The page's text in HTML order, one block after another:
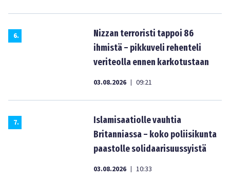
6.
Nizzan terroristi tappoi 86
ihmistä – pikkuveli rehenteli
veriteolla ennen karkotustaan
03.08.2026 | 09:21
7.
Islamisaatiolle vauhtia
Britanniassa – koko poliisikunta
paastolle solidaarisuussyistä
03.08.2026 | 10:33